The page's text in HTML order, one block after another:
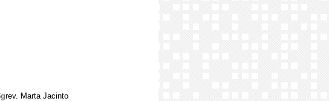
rev. Marta Jacinto